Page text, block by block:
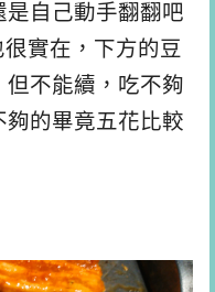
是自己動手翻翻吧
實在，下方的豆
不能續，吃不夠
的畢竟五花比較